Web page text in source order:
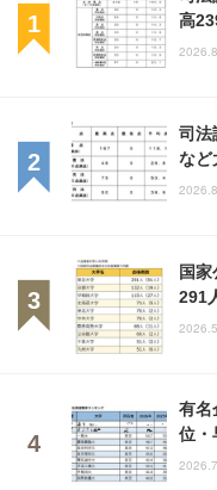
高
司法
など
国家
291
有名
位・